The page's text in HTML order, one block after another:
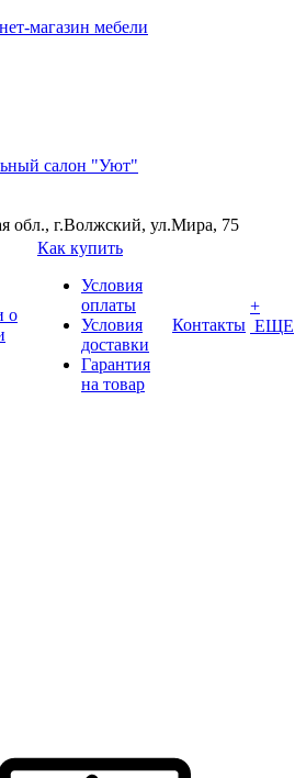
салон "Уют"
обл., г.Волжский, ул.Мира, 75
о
Как купить
Условия
оплаты
Условия
доставки
Гарантия
на товар
Контакты
+
ЕЩЕ